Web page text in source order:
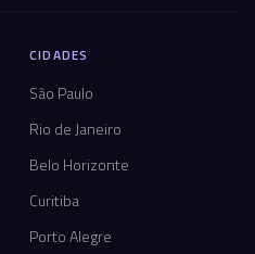
CIDADES
São Paulo
Rio de Janeiro
Belo Horizonte
Curitiba
Porto Alegre